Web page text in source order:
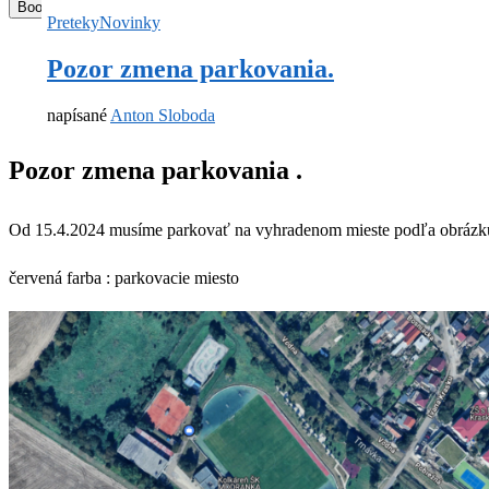
Bookmark
PretekyNovinky
Pozor zmena parkovania.
napísané Anton Sloboda
Pozor zmena parkovania .
Od 15.4.2024 musíme parkovať na vyhradenom mieste podľa
červená farba : parkovacie miesto